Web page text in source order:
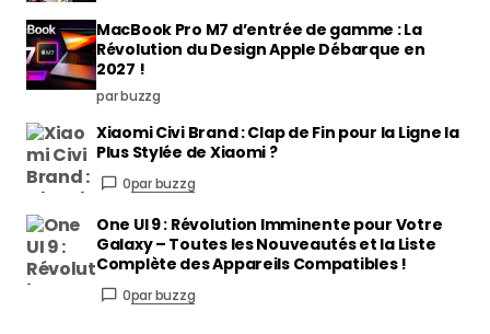
MacBook Pro M7 d’entrée de gamme : La
Révolution du Design Apple Débarque en
2027 !
par buzzg
Xiaomi Civi Brand : Clap de Fin pour la Ligne la
Plus Stylée de Xiaomi ?
0par buzzg
One UI 9 : Révolution Imminente pour Votre
Galaxy – Toutes les Nouveautés et la Liste
Complète des Appareils Compatibles !
0par buzzg